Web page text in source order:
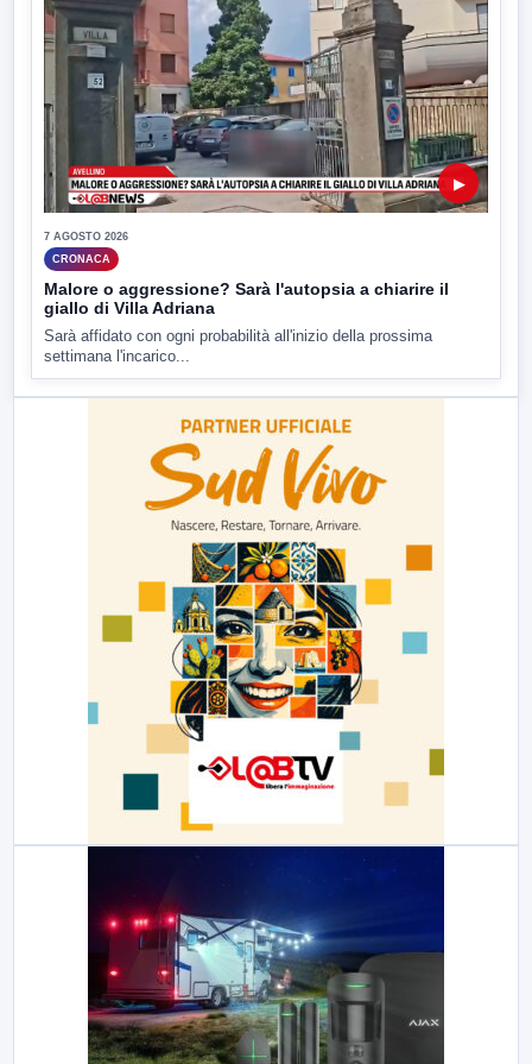
▶
7 AGOSTO 2026
CRONACA
Malore o aggressione? Sarà l'autopsia a chiarire il
giallo di Villa Adriana
Sarà affidato con ogni probabilità all'inizio della prossima
settimana l'incarico...